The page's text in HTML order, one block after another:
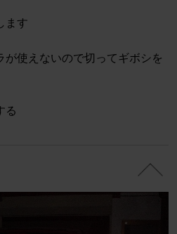
ます
が使えないので切ってギボシを
る